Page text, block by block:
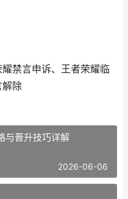
禁言申诉、王者荣耀临
解除
与晋升技巧详解
2026-06-06